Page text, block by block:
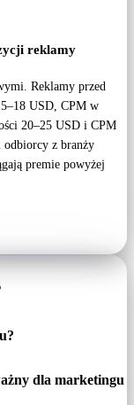
reklamy
Reklamy przed
USD, CPM w
20–25 USD i CPM
z branży
premie powyżej
dla marketingu